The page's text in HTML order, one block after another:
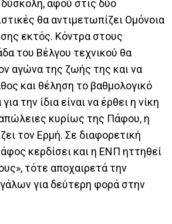
δύσκολη, αφού στις δύο
θα αντιμετωπίζει Ομόνοια
εκτός. Κόντρα στους
του Βέλγου τεχνικού θα
αγώνα της ζωής της και να
και θέληση το βαθμολογικό
την ίδια είναι να έρθει η νίκη
απώλειες κυρίως της Πάφου, η
τον Ερμή. Σε διαφορετική
κερδίσει και η ΕΝΠ ηττηθεί
τότε αποχαιρετά την
για δεύτερη φορά στην